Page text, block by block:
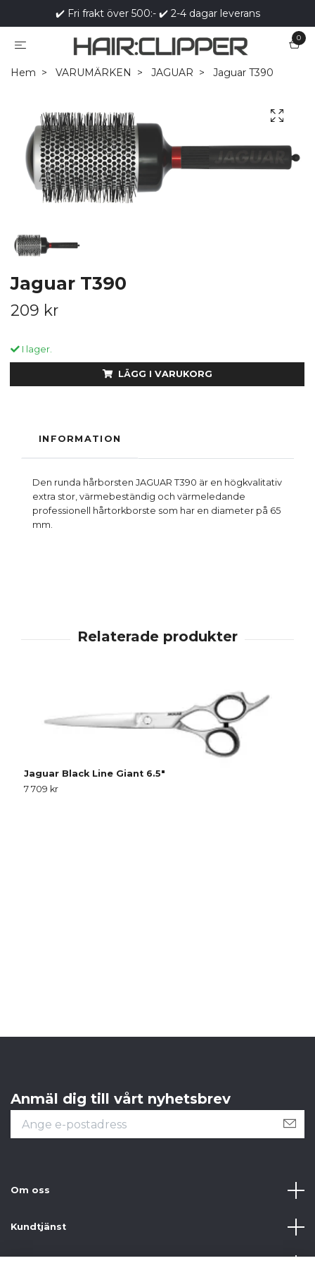
✔️ Fri frakt över 500:- ✔️ 2-4 dagar leverans
0
Hem VARUMÄRKEN JAGUAR Jaguar T390
Jaguar T390
209 kr
I lager.
LÄGG I VARUKORG
INFORMATION
Den runda hårborsten JAGUAR T390 är en högkvalitativ
extra stor, värmebeständig och värmeledande
professionell hårtorkborste som har en diameter på 65
mm.
Jaguar Black Line Giant 6.5"
7 709 kr
Anmäl dig till vårt nyhetsbrev
Om oss
Kundtjänst